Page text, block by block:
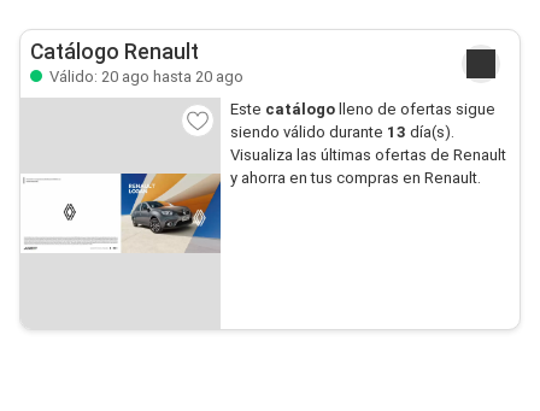
Catálogo Renault
Válido: 20 ago hasta 20 ago
Este catálogo lleno de ofertas sigue
siendo válido durante 13 día(s).
Visualiza las últimas ofertas de Renault
y ahorra en tus compras en Renault.